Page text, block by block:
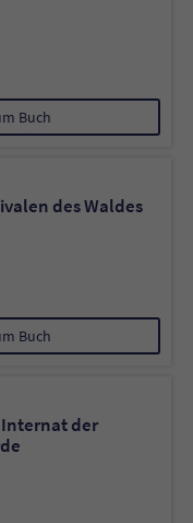
Buch
des Waldes
Buch
Internat der